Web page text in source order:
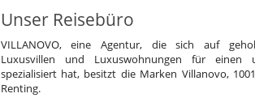
Unser Reisebüro
VILLANOVO, eine Agentur, die sich auf
Luxusvillen und Luxuswohnungen für einen
spezialisiert hat, besitzt die Marken Villanovo,
Renting.